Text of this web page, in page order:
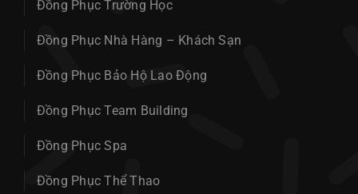
Đồng Phục Trường Học
Đồng Phục Nhà Hàng – Khách Sạn
Đồng Phục Bảo Hộ Lao Động
Đồng Phục Team Building
Đồng Phục Spa
Đồng Phục Thể Thao